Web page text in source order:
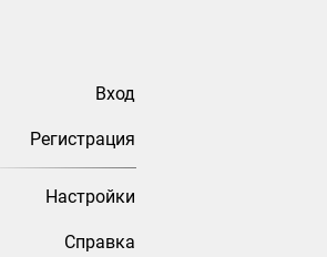
Вход
Регистрация
Настройки
Справка